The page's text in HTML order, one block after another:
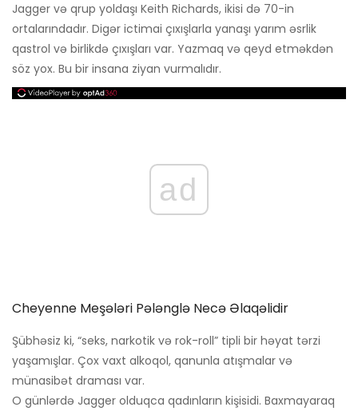
Jagger və qrup yoldaşı Keith Richards, ikisi də 70-in
ortalarındadır. Digər ictimai çıxışlarla yanaşı yarım əsrlik
qastrol və birlikdə çıxışları var. Yazmaq və qeyd etməkdən
söz yox. Bu bir insana ziyan vurmalıdır.
ad
Cheyenne Meşələri Pələnglə Necə Əlaqəlidir
Şübhəsiz ki, “seks, narkotik və rok-roll” tipli bir həyat tərzi
yaşamışlar. Çox vaxt alkoqol, qanunla atışmalar və
münasibət draması var.
O günlərdə Jagger olduqca qadınların kişisidi. Baxmayaraq